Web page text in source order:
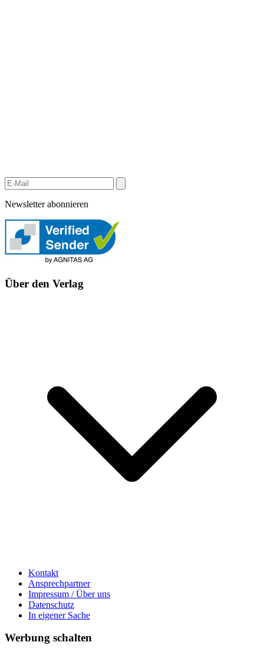
Newsletter abonnieren
Über den Verlag
Kontakt
Ansprechpartner
Impressum / Über uns
Datenschutz
In eigener Sache
Werbung schalten